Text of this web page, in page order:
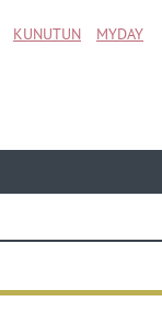
KUNUTUN MYDAY